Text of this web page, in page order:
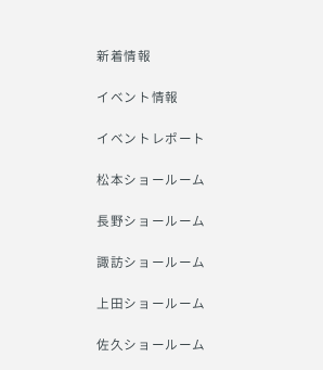
新着情報
イベント情報
イベントレポート
松本ショールーム
長野ショールーム
諏訪ショールーム
上田ショールーム
佐久ショールーム